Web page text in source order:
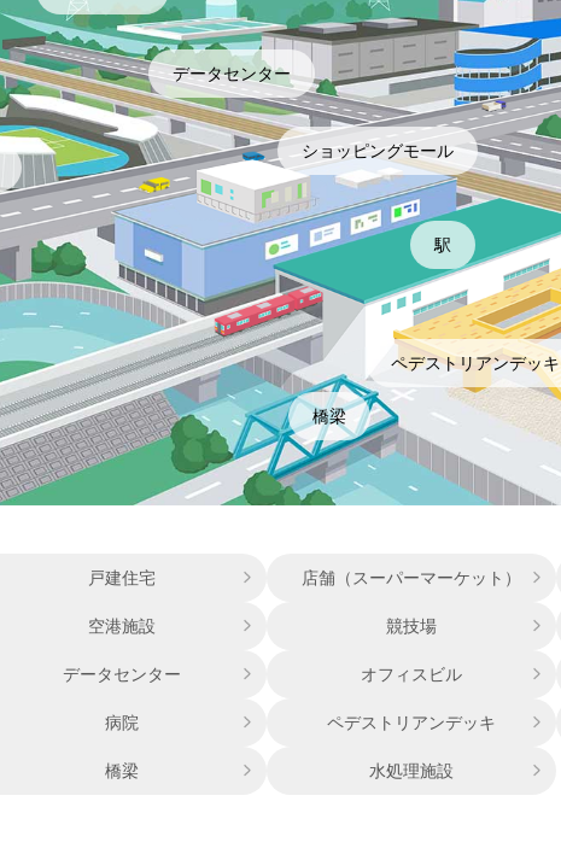
駅
データセンター
ショッピングモール
ペデストリアンデッキ
橋梁
戸建住宅 店舗（スーパーマーケット）
空港施設 競技場
データセンター オフィスビル
病院 ペデストリアンデッキ
橋梁 水処理施設